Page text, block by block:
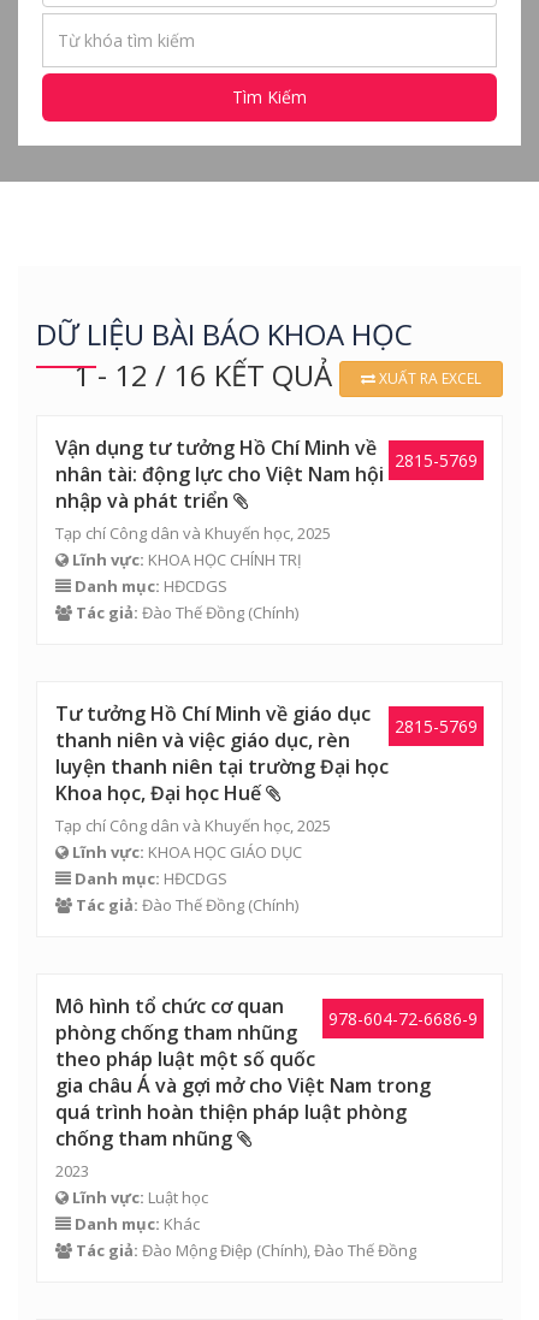
Tìm Kiếm
DỮ LIỆU BÀI BÁO KHOA HỌC
1 - 12 / 16 KẾT QUẢ
XUẤT RA EXCEL
2815-5769
Vận dụng tư tưởng Hồ Chí Minh về
nhân tài: động lực cho Việt Nam hội
nhập và phát triển
Tạp chí Công dân và Khuyến học, 2025
Lĩnh vực: KHOA HỌC CHÍNH TRỊ
Danh mục: HĐCDGS
Tác giả: Đào Thế Đồng (Chính)
2815-5769
Tư tưởng Hồ Chí Minh về giáo dục
thanh niên và việc giáo dục, rèn
luyện thanh niên tại trường Đại học
Khoa học, Đại học Huế
Tạp chí Công dân và Khuyến học, 2025
Lĩnh vực: KHOA HỌC GIÁO DỤC
Danh mục: HĐCDGS
Tác giả: Đào Thế Đồng (Chính)
978-604-72-6686-9
Mô hình tổ chức cơ quan
phòng chống tham nhũng
theo pháp luật một số quốc
gia châu Á và gợi mở cho Việt Nam trong
quá trình hoàn thiện pháp luật phòng
chống tham nhũng
2023
Lĩnh vực: Luật học
Danh mục: Khác
Tác giả: Đào Mộng Điệp (Chính),Đào Thế Đồng